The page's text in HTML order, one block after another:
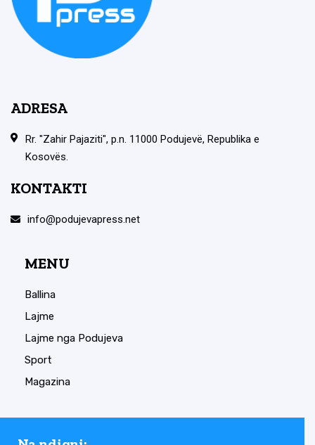
ADRESA
Rr. "Zahir Pajaziti", p.n. 11000 Podujevë, Republika e
Kosovës.
KONTAKTI
info@podujevapress.net
MENU
Ballina
Lajme
Lajme nga Podujeva
Sport
Magazina